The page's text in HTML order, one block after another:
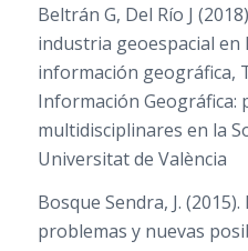
Beltrán G, Del Río J
industria geoespacial
información geográfica,
Información Geográfica:
multidisciplinares en la
Universitat de València
Bosque Sendra, J.
problemas y nuevas